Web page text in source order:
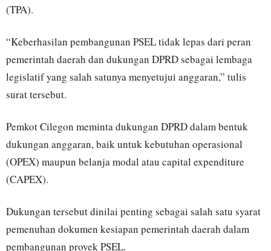
(TPA).
“Keberhasilan pembangunan PSEL tidak lepas dari peran
pemerintah daerah dan dukungan DPRD sebagai lembaga
legislatif yang salah satunya menyetujui anggaran,” tulis
surat tersebut.
Pemkot Cilegon meminta dukungan DPRD dalam bentuk
dukungan anggaran, baik untuk kebutuhan operasional
(OPEX) maupun belanja modal atau capital expenditure
(CAPEX).
Dukungan tersebut dinilai penting sebagai salah satu syarat
pemenuhan dokumen kesiapan pemerintah daerah dalam
pembangunan proyek PSEL.